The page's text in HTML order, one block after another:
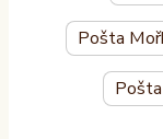
Pošta